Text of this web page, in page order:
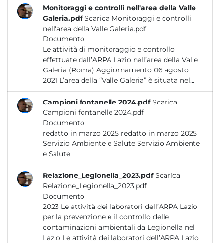
Monitoraggi e controlli nell'area della Valle
Galeria.pdf Scarica Monitoraggi e controlli
nell'area della Valle Galeria.pdf
Documento
Le attività di monitoraggio e controllo
effettuate dall’ARPA Lazio nell’area della Valle
Galeria (Roma) Aggiornamento 06 agosto
2021 L’area della “Valle Galeria” è situata nel...
Campioni fontanelle 2024.pdf Scarica
Campioni fontanelle 2024.pdf
Documento
redatto in marzo 2025 redatto in marzo 2025
Servizio Ambiente e Salute Servizio Ambiente
e Salute
Relazione_Legionella_2023.pdf Scarica
Relazione_Legionella_2023.pdf
Documento
2023 Le attività dei laboratori dell’ARPA Lazio
per la prevenzione e il controllo delle
contaminazioni ambientali da Legionella nel
Lazio Le attività dei laboratori dell’ARPA Lazio